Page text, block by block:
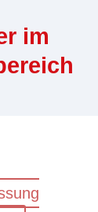
im